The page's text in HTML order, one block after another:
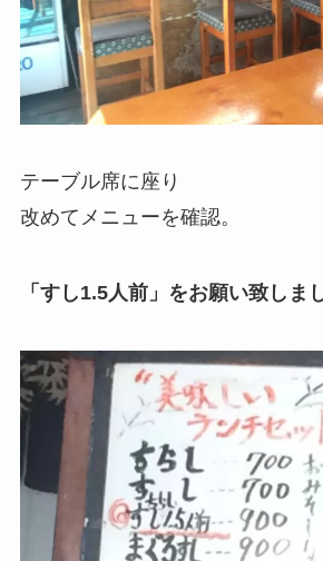
テーブル席に座り
改めてメニューを確認。
「すし1.5人前」をお願い致しま